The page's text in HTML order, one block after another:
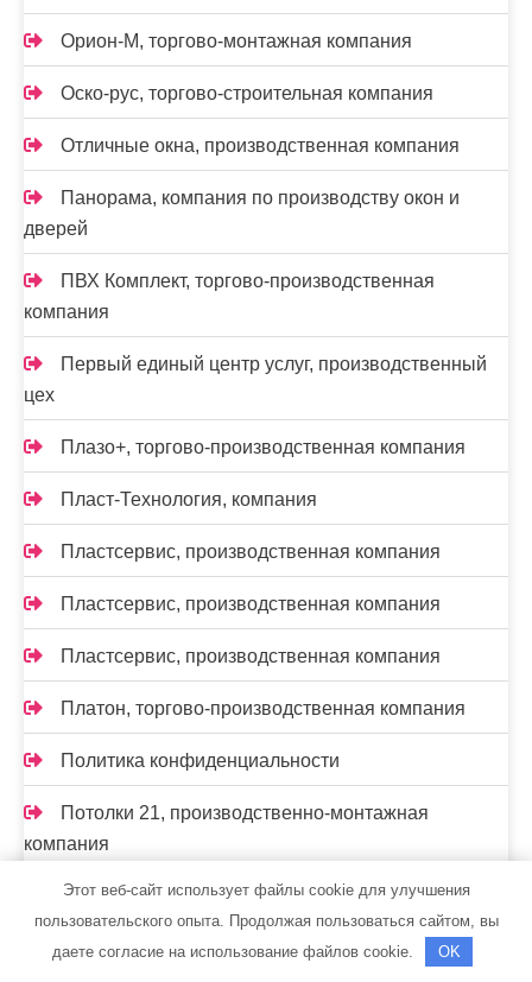
Орион-М, торгово-монтажная компания
Оско-рус, торгово-строительная компания
Отличные окна, производственная компания
Панорама, компания по производству окон и
дверей
ПВХ Комплект, торгово-производственная
компания
Первый единый центр услуг, производственный
цех
Плазо+, торгово-производственная компания
Пласт-Технология, компания
Пластсервис, производственная компания
Пластсервис, производственная компания
Пластсервис, производственная компания
Платон, торгово-производственная компания
Политика конфиденциальности
Потолки 21, производственно-монтажная
компания
Прогресспласт, торгово-монтажная компания
Производственно-ремонтная компания,
Этот веб-сайт использует файлы cookie для улучшения
пользовательского опыта. Продолжая пользоваться сайтом, вы
даете согласие на использование файлов cookie.
OK